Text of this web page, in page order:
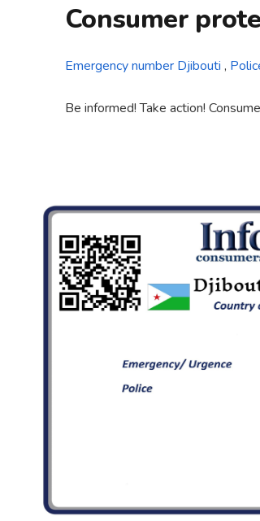
Consumer
Emergency number Djibouti ,
Be informed! Take action!